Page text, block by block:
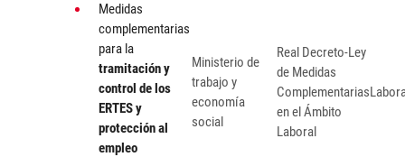
Medidas
complementarias
para la
tramitación y
control de los
ERTES y
protección al
empleo
Ministerio de
trabajo y
economía
social
Real Decreto-Ley
de Medidas
Complementarias
en el Ámbito
Laboral